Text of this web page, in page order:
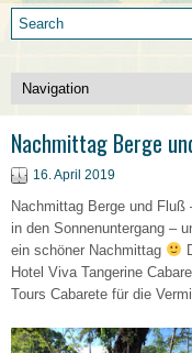
Nachmittag Berge
16. April 2019
Nachmittag Berge und
in den Sonnenuntergang –
ein schöner Nachmittag
Hotel Viva Tangerine
Tours Cabarete für die